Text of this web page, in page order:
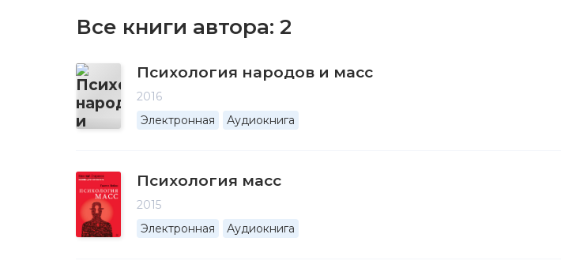
Все книги автора: 2
Психология народов и масс
2016
Электронная
Аудиокнига
Психология масс
2015
Электронная
Аудиокнига